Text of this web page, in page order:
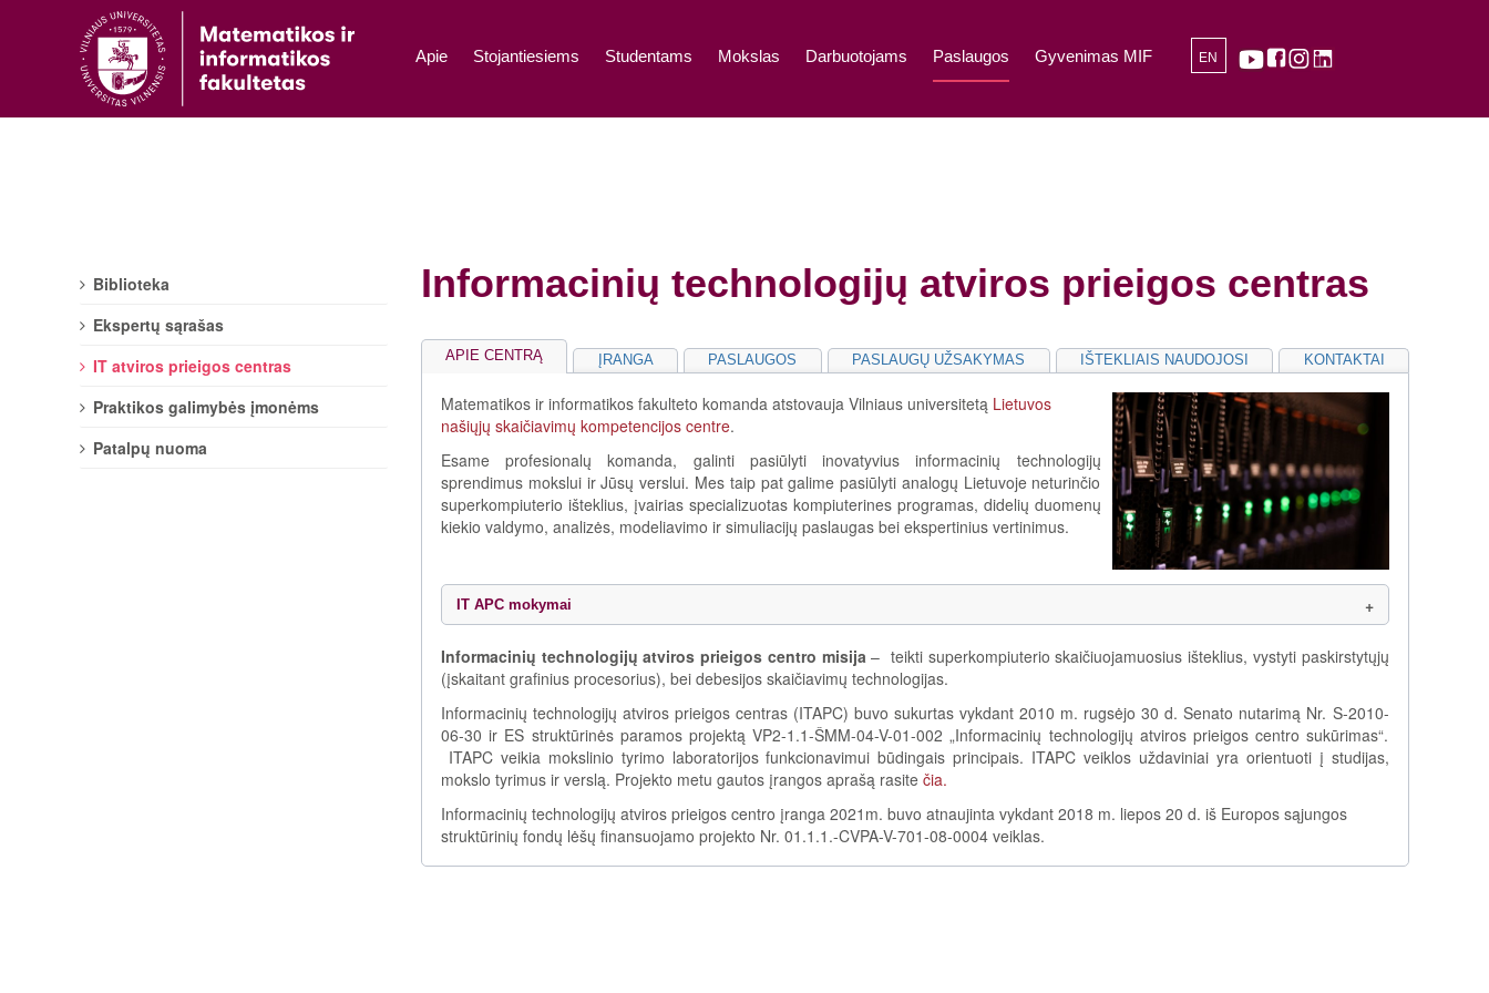
Apie Stojantiesiems Studentams Mokslas Darbuotojams Paslaugos Gyvenimas MIF EN
Informacinių technologijų atviros prieigos centras
APIE CENTRĄ ĮRANGA PASLAUGOS PASLAUGŲ UŽSAKYMAS IŠTEKLIAIS NAUDOJOSI KONTAKTAI
Matematikos ir informatikos fakulteto komanda atstovauja Vilniaus universitetą Lietuvos
našiųjų skaičiavimų kompetencijos centre.
Esame profesionalų komanda, galinti pasiūlyti inovatyvius informacinių technologijų
sprendimus mokslui ir Jūsų verslui. Mes taip pat galime pasiūlyti analogų Lietuvoje neturinčio
superkompiuterio išteklius, įvairias specializuotas kompiuterines programas, didelių duomenų
kiekio valdymo, analizės, modeliavimo ir simuliacijų paslaugas bei ekspertinius vertinimus.
IT APC mokymai
Informacinių technologijų atviros prieigos centro misija– teikti superkompiuterio skaičiuojamuosius išteklius, vystyti paskirstytųjų
(įskaitant grafinius procesorius), bei debesijos skaičiavimų technologijas.
Informacinių technologijų atviros prieigos centras (ITAPC) buvo sukurtas vykdant 2010 m. rugsėjo 30 d. Senato nutarimą Nr. S-2010-
06-30 ir ES struktūrinės paramos projektą VP2-1.1-ŠMM-04-V-01-002 „Informacinių technologijų atviros prieigos centro sukūrimas“.
ITAPC veikia mokslinio tyrimo laboratorijos funkcionavimui būdingais principais. ITAPC veiklos uždaviniai yra orientuoti į studijas,
mokslo tyrimus ir verslą. Projekto metu gautos įrangos aprašą rasite čia.
Informacinių technologijų atviros prieigos centro įranga 2021m. buvo atnaujinta vykdant 2018 m. liepos 20 d. iš Europos sąjungos
struktūrinių fondų lėšų finansuojamo projekto Nr. 01.1.1.-CVPA-V-701-08-0004 veiklas.
Biblioteka
Ekspertų sąrašas
IT atviros prieigos centras
Praktikos galimybės įmonėms
Patalpų nuoma